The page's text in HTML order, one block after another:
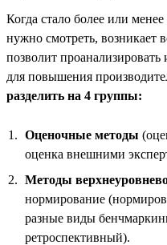
Когда стало более или
нужно смотреть, возникает
позволит
для повышения
разделить на 4 группы:
Оценочные методы
оценка внешними
Методы
нормирование
разные виды
ретроспективный).